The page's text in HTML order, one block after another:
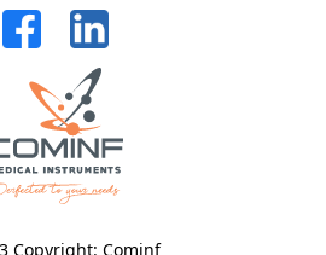
Copyright: Cominf